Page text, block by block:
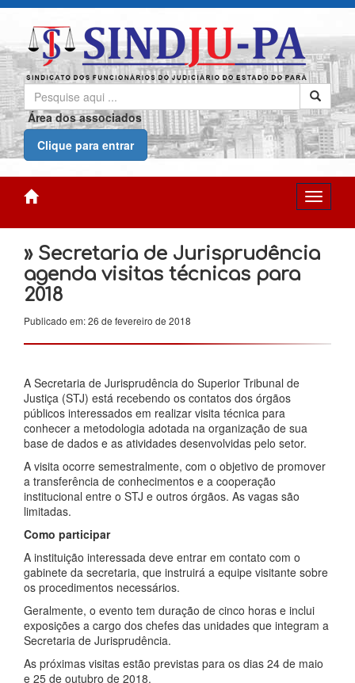
Área dos associados
Clique para entrar
» Secretaria de Jurisprudência
agenda visitas técnicas para
2018
Publicado em: 26 de fevereiro de 2018
A Secretaria de Jurisprudência do Superior Tribunal de
Justiça (STJ) está recebendo os contatos dos órgãos
públicos interessados em realizar visita técnica para
conhecer a metodologia adotada na organização de sua
base de dados e as atividades desenvolvidas pelo setor.
A visita ocorre semestralmente, com o objetivo de promover
a transferência de conhecimentos e a cooperação
institucional entre o STJ e outros órgãos. As vagas são
limitadas.
Como participar
A instituição interessada deve entrar em contato com o
gabinete da secretaria, que instruirá a equipe visitante sobre
os procedimentos necessários.
Geralmente, o evento tem duração de cinco horas e inclui
exposições a cargo dos chefes das unidades que integram a
Secretaria de Jurisprudência.
As próximas visitas estão previstas para os dias 24 de maio
e 25 de outubro de 2018.